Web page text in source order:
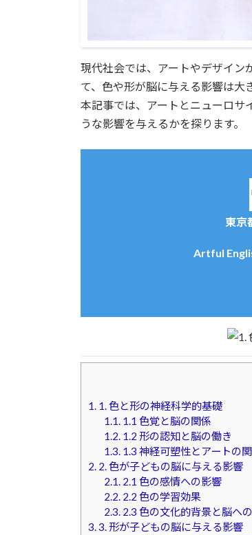
現代社会では、アートやデザイン
て、色や形が脳に与える影響は大
本記事では、アートとニューロサ
うな影響を与えるかを探ります。
東京
Artful
1. 1. 色と形の神経科学的基礎
1.1.1.1 色覚と脳の関係
1.2.1.2 形の認知と脳の働き
1.3.1.3 神経可塑性とアートの
2. 2. 色が子どもの脳に与える影響
2.1.2.1 色の感情への影響
2.2.2.2 色の学習効果
2.3.2.3 色の文化的背景と脳へ
3.3. 形が子どもの脳に与える影響